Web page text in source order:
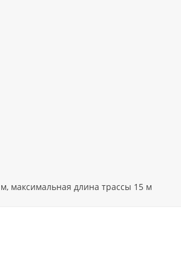
максимальная длина трассы 15 м